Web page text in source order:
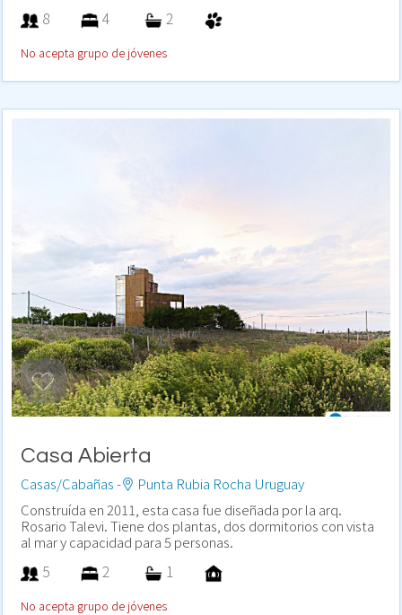
8 4 2
No acepta grupo de jóvenes
Casa Abierta
Casas/Cabañas -
Punta Rubia Rocha Uruguay
Construída en 2011, esta casa fue diseñada por la arq.
Rosario Talevi. Tiene dos plantas, dos dormitorios con vista
al mar y capacidad para 5 personas.
5 2 1
No acepta grupo de jóvenes